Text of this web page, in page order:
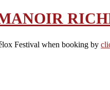
Festival when booking by